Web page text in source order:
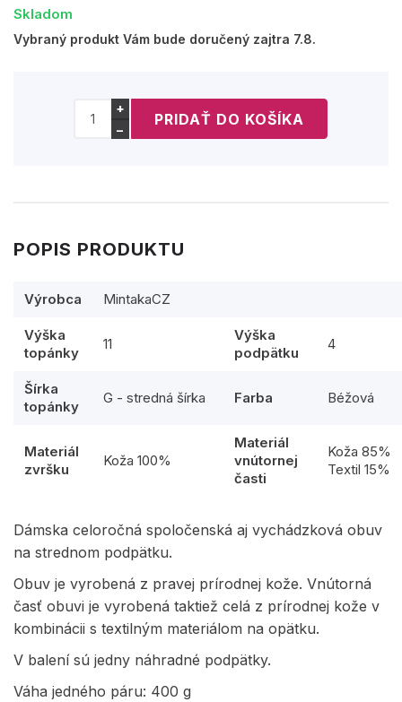
Skladom
Vybraný produkt Vám bude doručený zajtra 7.8.
+
−
POPIS PRODUKTU
Výrobca MintakaCZ
Výška
topánky
11
Výška
podpätku
4
Šírka
topánky
G - stredná šírka Farba Béžová
Materiál
zvršku
Koža 100%
Materiál
vnútornej
časti
Koža 85%
Textil 15%
Dámska celoročná spoločenská aj vychádzková obuv
na strednom podpätku.
Obuv je vyrobená z pravej prírodnej kože. Vnútorná
časť obuvi je vyrobená taktiež celá z prírodnej kože v
kombinácii s textilným materiálom na opätku.
V balení sú jedny náhradné podpätky.
Váha jedného páru: 400 g